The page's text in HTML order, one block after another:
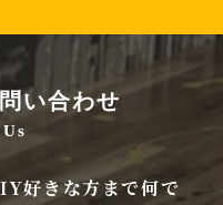
い合わせ
好きな方まで何で